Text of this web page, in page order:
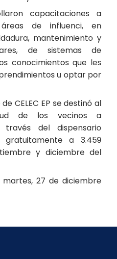
capacitaciones a
de influenci, en
mantenimiento y
de sistemas de
conocimientos que les
u optar por
CELEC EP se destinó al
de los vecinos a
través del dispensario
a 3.459
y diciembre del
martes, 27 de diciembre